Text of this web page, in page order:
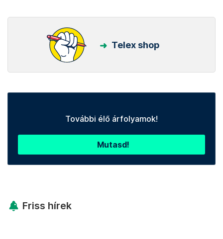
Telex shop
További élő árfolyamok!
Mutasd!
Friss hírek